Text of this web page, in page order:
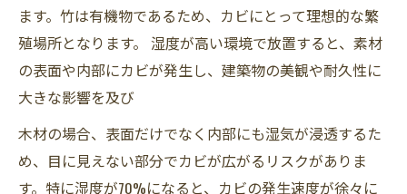
ます。竹は有機物であるため、カビにとって理想的な繁
殖場所となります。 湿度が高い環境で放置すると、素材
の表面や内部にカビが発生し、建築物の美観や耐久性に
大きな影響を及び
木材の場合、表面だけでなく内部にも湿気が浸透するた
め、目に見えない部分でカビが広がるリスクがありま
す。特に湿度が70%になると、カビの発生速度が徐々に